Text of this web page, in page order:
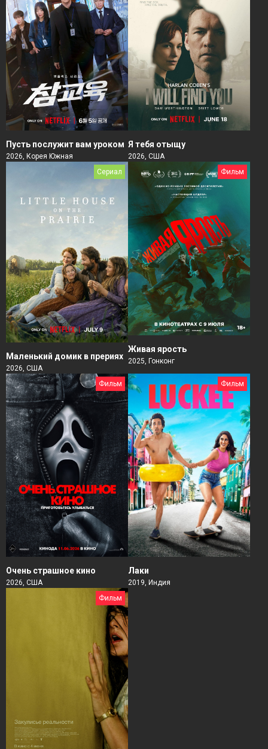
Пусть послужит вам уроком
2026, Корея Южная
Я тебя отыщу
2026, США
Сериал
Маленький домик в прериях
2026, США
Фильм
Живая ярость
2025, Гонконг
Фильм
Очень страшное кино
2026, США
Фильм
Лаки
2019, Индия
Фильм